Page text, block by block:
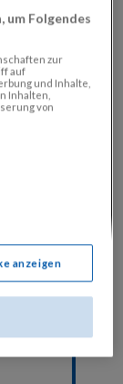
Folgendes
zur
auf
und Inhalte,
Inhalten,
von
anzeigen